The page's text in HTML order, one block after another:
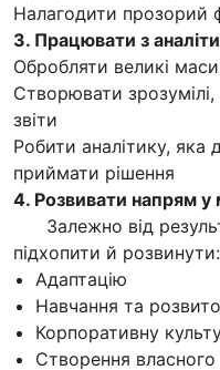
Налагодити прозорий
3. Працювати з
Обробляти великі
Створювати зрозумілі,
звіти
Робити аналітику, яка
приймати рішення
4. Розвивати напрям
Залежно від
підхопити й розвинути:
Адаптацію
Навчання та
Корпоративну
Створення власного